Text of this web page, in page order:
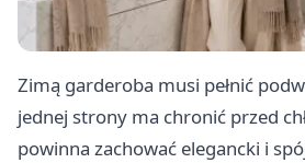
Zimą garderoba musi pełnić
jednej strony ma chronić przed
powinna zachować elegancki i